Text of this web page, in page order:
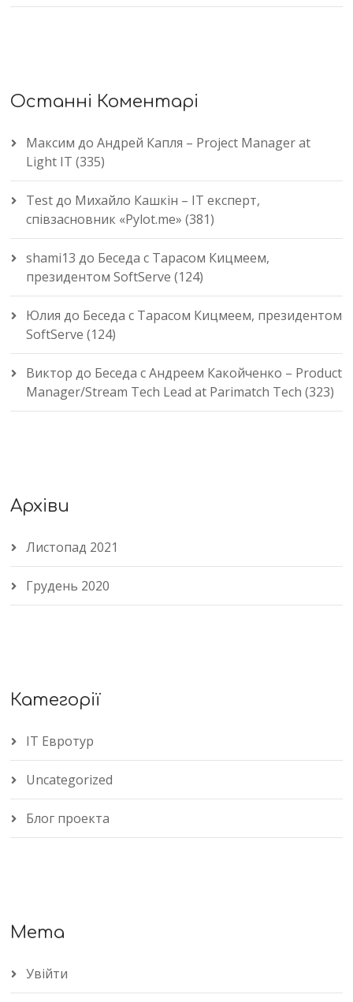
Останні Коментарі
Максим доАндрей Капля – Project Manager at
Light IT (335)
Testдо Михайло Кашкін – IT експерт,
співзасновник «Pylot.me» (381)
shami13 до Беседа с Тарасом Кицмеем,
президентом SoftServe (124)
Юлия до Беседа с Тарасом Кицмеем, президентом
SoftServe (124)
Виктор до Беседа с Андреем Какойченко – Product
Manager/Stream Tech Lead at Parimatch Tech (323)
Архіви
Листопад 2021
Грудень 2020
Категорії
IT Евротур
Uncategorized
Блог проекта
Мета
Увійти